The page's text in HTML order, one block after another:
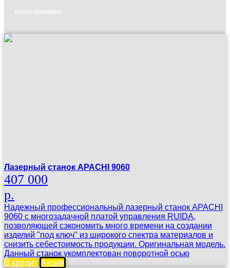
Узнать подробнее
Лазерный станок APACHI 9060
407 000
р.
Надежный профессиональный лазерный станок APACHI
9060 с многозадачной платой управления RUIDA,
позволяющей сэкономить много времени на создании
изделий "под ключ" из широкого спектра материалов и
снизить себестоимость продукции. Оригинальная модель.
Данный станок укомплектован поворотной осью
В кредит Акция